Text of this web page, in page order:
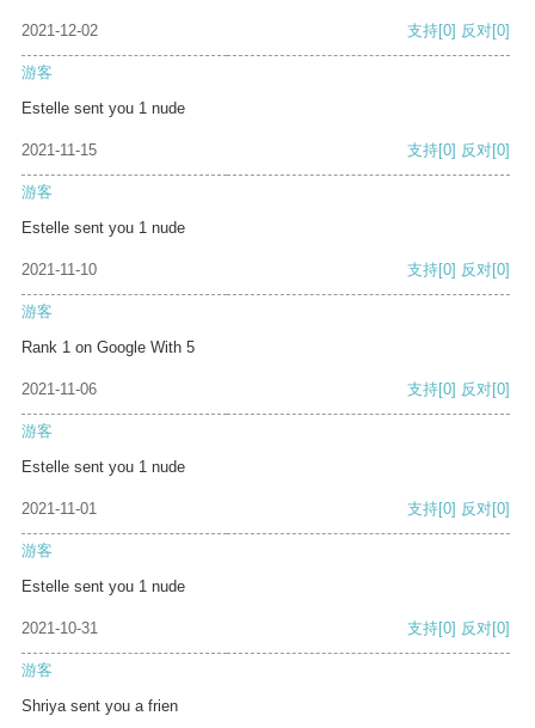
2021-12-02 支持[0] 反对[0]
游客
Estelle sent you 1 nude
2021-11-15 支持[0] 反对[0]
游客
Estelle sent you 1 nude
2021-11-10 支持[0] 反对[0]
游客
Rank 1 on Google With 5
2021-11-06 支持[0] 反对[0]
游客
Estelle sent you 1 nude
2021-11-01 支持[0] 反对[0]
游客
Estelle sent you 1 nude
2021-10-31 支持[0] 反对[0]
游客
Shriya sent you a frien